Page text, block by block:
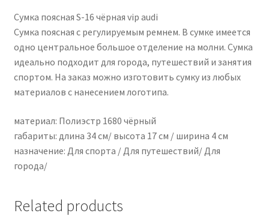
Сумка поясная S-16 чёрная vip audi
Сумка поясная с регулируемым ремнем. В сумке имеется
одно центральное большое отделение на молни. Сумка
идеально подходит для города, путешествий и занятия
спортом. На заказ можно изготовить сумку из любых
материалов с нанесением логотипа.
материал: Полиэстр 1680 чёрный
габариты: длина 34 см/ высота 17 см / ширина 4 см
назначение: Для спорта / Для путешествий/ Для
города/
Related products